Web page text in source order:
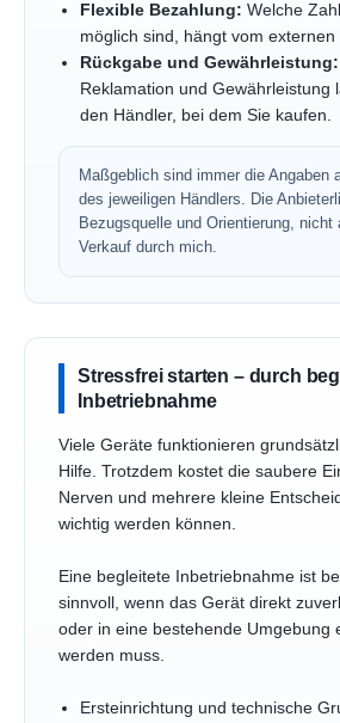
Flexible Bezahlung: Welche
möglich sind, hängt vom externen
Rückgabe und Gewährleistung:
Reklamation und Gewährleistung
den Händler, bei dem Sie kaufen.
Maßgeblich sind immer die Angaben
des jeweiligen Händlers. Die
Bezugsquelle und Orientierung, nicht
Verkauf durch mich.
Stressfrei starten – durch
Inbetriebnahme
Viele Geräte funktionieren
Hilfe. Trotzdem kostet die saubere
Nerven und mehrere kleine
wichtig werden können.
Eine begleitete Inbetriebnahme ist
sinnvoll, wenn das Gerät direkt
oder in eine bestehende Umgebung
werden muss.
Ersteinrichtung und technische